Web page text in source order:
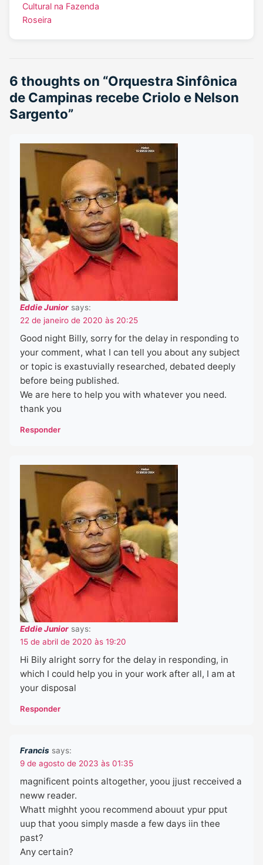
Cultural na Fazenda
Roseira
6 thoughts on “Orquestra Sinfônica
de Campinas recebe Criolo e Nelson
Sargento”
Eddie Junior says:
22 de janeiro de 2020 às 20:25
Good night Billy, sorry for the delay in responding to
your comment, what I can tell you about any subject
or topic is exastuvially researched, debated deeply
before being published.
We are here to help you with whatever you need.
thank you
Responder
Eddie Junior says:
15 de abril de 2020 às 19:20
Hi Bily alright sorry for the delay in responding, in
which I could help you in your work after all, I am at
your disposal
Responder
Francis says:
9 de agosto de 2023 às 01:35
magnificent points altogether, yoou jjust recceived a
neww reader.
Whatt mighht yoou recommend abouut ypur pput
uup that yoou simply masde a few days iin thee
past?
Any certain?